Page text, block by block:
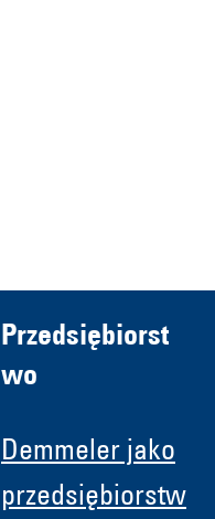
Przedsiębiorst
wo
Demmeler jako
przedsiębiorstw